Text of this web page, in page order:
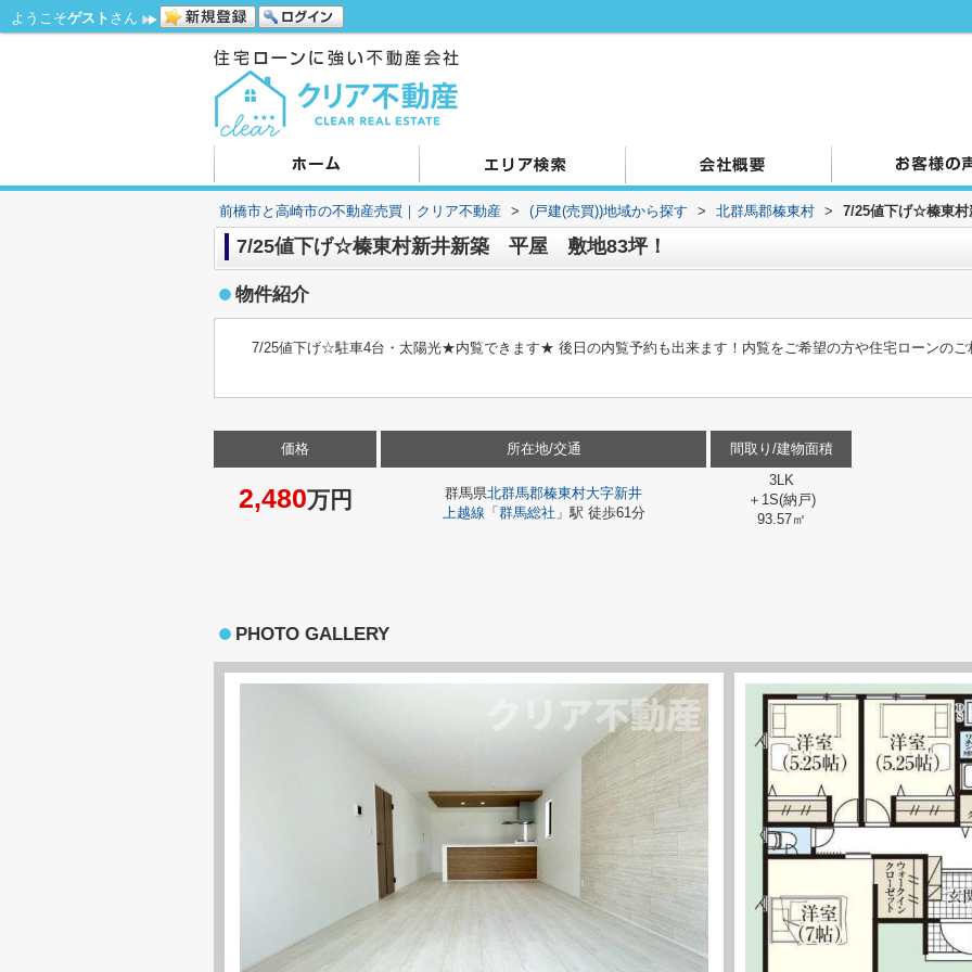
ようこそゲスト さん
前橋市と高崎市の不動産売買｜クリア不動産 > (戸建(売買))地域から探す > 北群馬郡榛東村 > 7/25値下げ☆榛東
7/25値下げ☆榛東村新井新築 平屋 敷地83坪！
物件紹介
7/25値下げ☆駐車4台・太陽光★内覧できます★ 後日の内覧予約も出来ます！内覧をご希望の方や住宅ローンのご
価格
2,480万円
所在地/交通
群馬県北群馬郡榛東村大字新井
上越線 「 群馬総社 」駅 徒歩61分
間取り/建物面積
3LK
＋1S(納戸)
93.57㎡
PHOTO GALLERY